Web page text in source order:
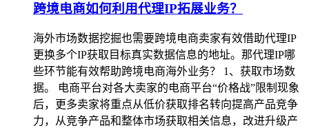
跨境电商如何利用代理IP拓展业务？
海外市场数据挖掘也需要跨境电商卖家有效借助代理IP
更换多个IP获取目标真实数据信息的地址。那代理IP哪
些环节能有效帮助跨境电商海外业务？ 1、获取市场数
据。 电商平台对各大卖家的电商平台“价格战”限制现象
后，更多卖家将重点从低价获取排名转向提高产品竞争
力，从竞争产品和整体市场获取相关信息，改进升级产